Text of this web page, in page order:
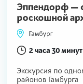
Эппендорф —
роскошной
Гамбург
2 часа 30 минут
Экскурсия по
районов Гамбурга